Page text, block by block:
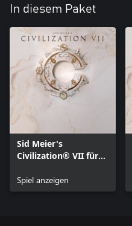
In diesem Paket
Sid Meier's
Civilization® VII für
Spiel anzeigen